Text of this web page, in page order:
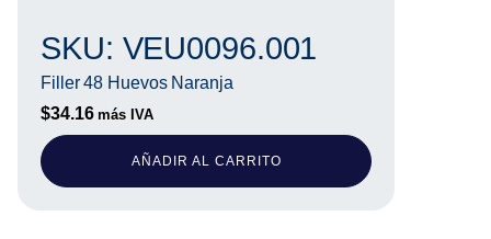
SKU: VEU0096.001
Filler 48 Huevos Naranja
$34.16 más IVA
AÑADIR AL CARRITO